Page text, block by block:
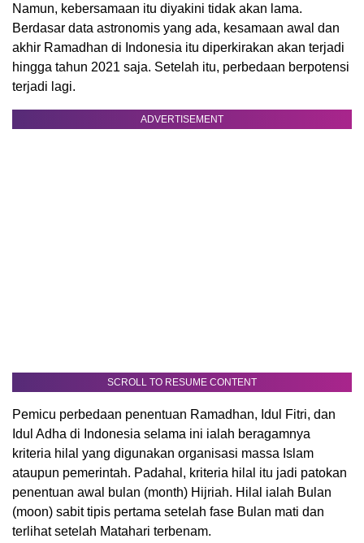
Namun, kebersamaan itu diyakini tidak akan lama.
Berdasar data astronomis yang ada, kesamaan awal dan
akhir Ramadhan di Indonesia itu diperkirakan akan terjadi
hingga tahun 2021 saja. Setelah itu, perbedaan berpotensi
terjadi lagi.
ADVERTISEMENT
SCROLL TO RESUME CONTENT
Pemicu perbedaan penentuan Ramadhan, Idul Fitri, dan
Idul Adha di Indonesia selama ini ialah beragamnya
kriteria hilal yang digunakan organisasi massa Islam
ataupun pemerintah. Padahal, kriteria hilal itu jadi patokan
penentuan awal bulan (month) Hijriah. Hilal ialah Bulan
(moon) sabit tipis pertama setelah fase Bulan mati dan
terlihat setelah Matahari terbenam.